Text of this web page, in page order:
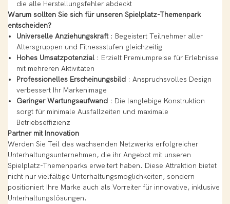
die alle Herstellungsfehler abdeckt
Warum sollten Sie sich für unseren Spielplatz-Themenpark
entscheiden?
Universelle Anziehungskraft: Begeistert Teilnehmer aller
Altersgruppen und Fitnessstufen gleichzeitig
Hohes Umsatzpotenzial: Erzielt Premiumpreise für Erlebnisse
mit mehreren Aktivitäten
Professionelles Erscheinungsbild: Anspruchsvolles Design
verbessert Ihr Markenimage
Geringer Wartungsaufwand: Die langlebige Konstruktion
sorgt für minimale Ausfallzeiten und maximale
Betriebseffizienz
Partner mit Innovation
Werden Sie Teil des wachsenden Netzwerks erfolgreicher
Unterhaltungsunternehmen, die ihr Angebot mit unseren
Spielplatz-Themenparks erweitert haben. Diese Attraktion bietet
nicht nur vielfältige Unterhaltungsmöglichkeiten, sondern
positioniert Ihre Marke auch als Vorreiter für innovative, inklusive
Unterhaltungslösungen.